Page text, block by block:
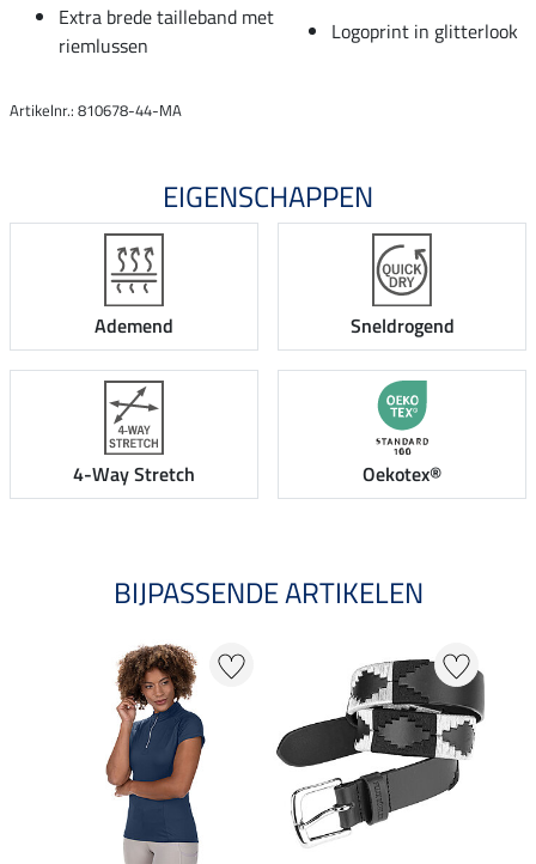
Extra brede tailleband met
riemlussen
Logoprint in glitterlook
Artikelnr.: 810678-44-MA
EIGENSCHAPPEN
Ademend Sneldrogend
4-Way Stretch Oekotex®
BIJPASSENDE ARTIKELEN